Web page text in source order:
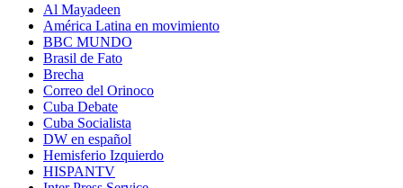
Al Mayadeen
América Latina en movimiento
BBC MUNDO
Brasil de Fato
Brecha
Correo del Orinoco
Cuba Debate
Cuba Socialista
DW en español
Hemisferio Izquierdo
HISPANTV